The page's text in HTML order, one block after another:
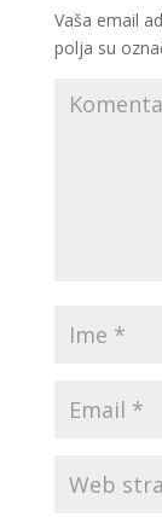
Vaša email
polja su